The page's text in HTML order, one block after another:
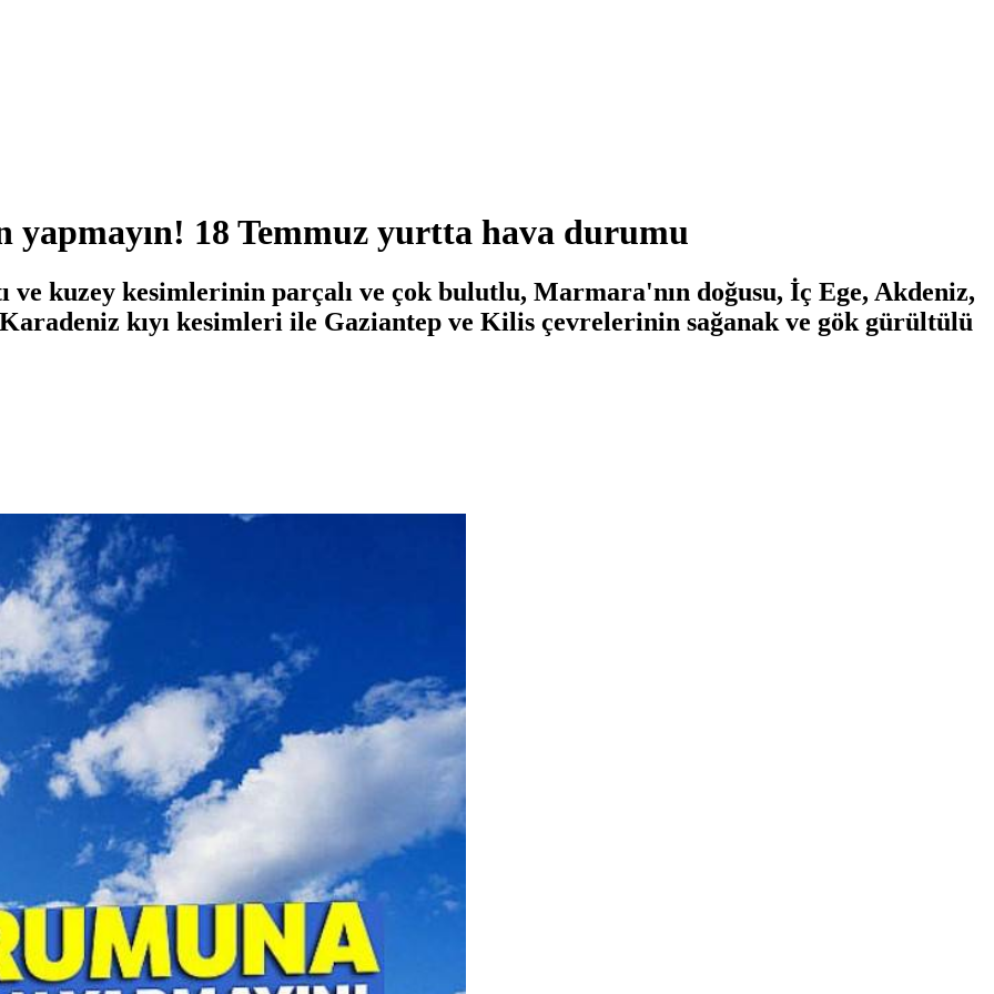
18 Temmuz yurtta hava durumu
ve kuzey kesimlerinin parçalı ve çok bulutlu, Marmara'nın doğusu, İç Ege, Akdeniz,
kıyı kesimleri ile Gaziantep ve Kilis çevrelerinin sağanak ve gök gürültülü